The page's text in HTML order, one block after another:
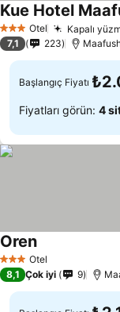
3 YıldızOtel Kapalı
Kue Hotel
7,1 223
Başlangıç Fiyatı
Fiyatları görün: 4
3 YıldızOtel
OrenFiyatları görün
8,1 Çok iyi 9